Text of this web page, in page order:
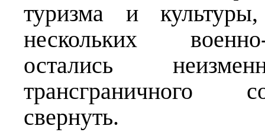
туризма и
нескольких
остались
трансграничного
свернуть.